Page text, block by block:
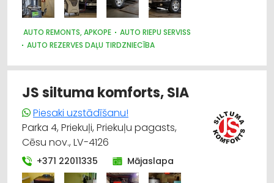
AUTO REMONTS, APKOPE
AUTO RIEPU SERVISS
AUTO REZERVES DAĻU TIRDZNIECĪBA
AUTO RIEPU, AUTO DISKU TIRDZNIECĪBA
AUTO ĶĪMIJA, AUTO KRĀSAS
JS siltuma komforts, SIA
Piesaki uzstādīšanu!
Parka 4, Priekuļi, Priekuļu pagasts,
Cēsu nov., LV-4126
+371 22011335 Mājaslapa